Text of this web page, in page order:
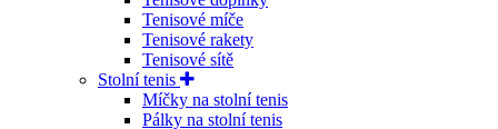
Tenisové míče
Tenisové rakety
Tenisové sítě
Stolní tenis
Míčky na stolní tenis
Pálky na stolní tenis